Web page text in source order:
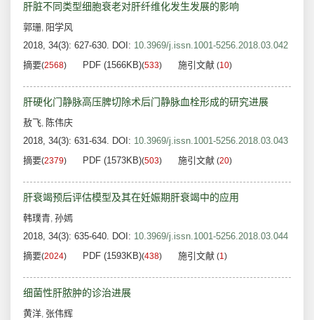
肝脏不同类型细胞衰老对肝纤维化发生发展的影响
郭珊, 阳学风
2018, 34(3): 627-630. DOI: 10.3969/j.issn.1001-5256.2018.03.042
摘要(2568) PDF (1566KB)(533) 施引文献 (10)
肝硬化门静脉高压脾切除术后门静脉血栓形成的研究进展
敖飞, 陈伟庆
2018, 34(3): 631-634. DOI: 10.3969/j.issn.1001-5256.2018.03.043
摘要(2379) PDF (1573KB)(503) 施引文献 (20)
肝衰竭预后评估模型及其在妊娠期肝衰竭中的应用
韩璞青, 孙嫣
2018, 34(3): 635-640. DOI: 10.3969/j.issn.1001-5256.2018.03.044
摘要(2024) PDF (1593KB)(438) 施引文献 (1)
细菌性肝脓肿的诊治进展
黄洋, 张伟辉